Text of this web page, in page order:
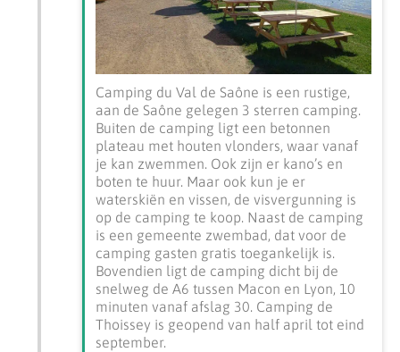
Camping du Val de Saône is een rustige,
aan de Saône gelegen 3 sterren camping.
Buiten de camping ligt een betonnen
plateau met houten vlonders, waar vanaf
je kan zwemmen. Ook zijn er kano’s en
boten te huur. Maar ook kun je er
waterskiën en vissen, de visvergunning is
op de camping te koop. Naast de camping
is een gemeente zwembad, dat voor de
camping gasten gratis toegankelijk is.
Bovendien ligt de camping dicht bij de
snelweg de A6 tussen Macon en Lyon, 10
minuten vanaf afslag 30. Camping de
Thoissey is geopend van half april tot eind
september.